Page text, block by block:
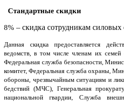
Стандартные скидки
8% – скидка сотрудникам силовых
Данная скидка предоставляется
ведомств, в том числе членам их семей
Федеральная служба безопасности,
комитет, Федеральная служба охраны,
обороны, чрезвычайным ситуациям и
бедствий (МЧС), Генеральная
национальной гвардии, Служба